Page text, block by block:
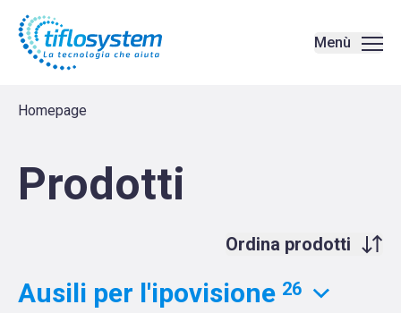
Menù
Homepage
Prodotti
Ordina prodotti
Ausili per l'ipovisione 26